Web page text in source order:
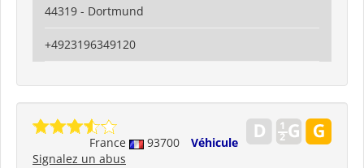
44319 - Dortmund
+4923196349120
France 93700
Véhicule
Signalez un abus